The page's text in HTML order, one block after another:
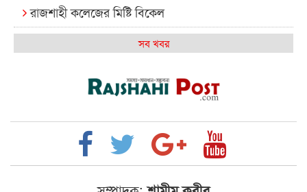
রাজশাহী কলেজের মিষ্টি বিকেল
কেমন আছে আমাদের দেশের মধ্যবিত্তরা
রাজশাইন একাডেমির ফল প্রকাশ ও পুরস্কার বিতরণ
রাজশাহী কলেজের শিক্ষার্থী শাখাওয়াত পেলেন স্টার
এক্সিলেন্স অ্যাওয়ার্ড
বিশ্ব নদী বিবস উপলক্ষে নদী সুরক্ষায় নাওযাত্রা
সব খবর